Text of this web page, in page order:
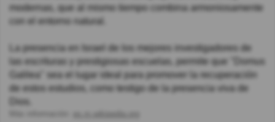
modernas, que al mismo tiempo combina armoniosamente
con el entorno natural.
La presencia en Israel de los mejores investigadores de
las escrituras y prestigiosas escuelas, permite que "Domus
Galilea" sea el lugar ideal para promover la recuperación
de estos estudios, como testigo de la presencia viva de
Dios.